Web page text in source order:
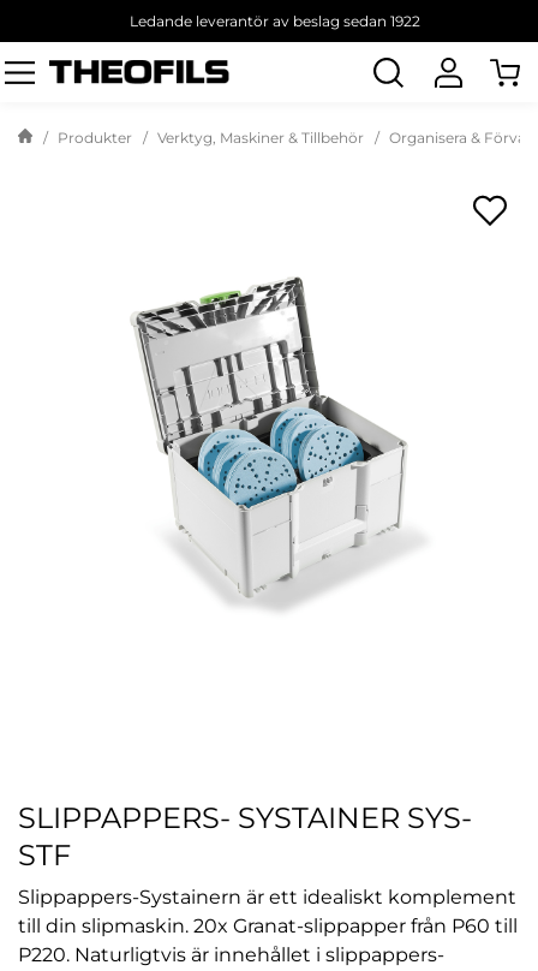
Ledande leverantör av beslag sedan 1922
Sök
produkt
Produkter Verktyg, Maskiner & Tillbehör Organisera & Förvara
SLIPPAPPERS- SYSTAINER SYS-
STF
Slippappers-Systainern är ett idealiskt komplement
till din slipmaskin. 20x Granat-slippapper från P60 till
P220. Naturligtvis är innehållet i slippappers-